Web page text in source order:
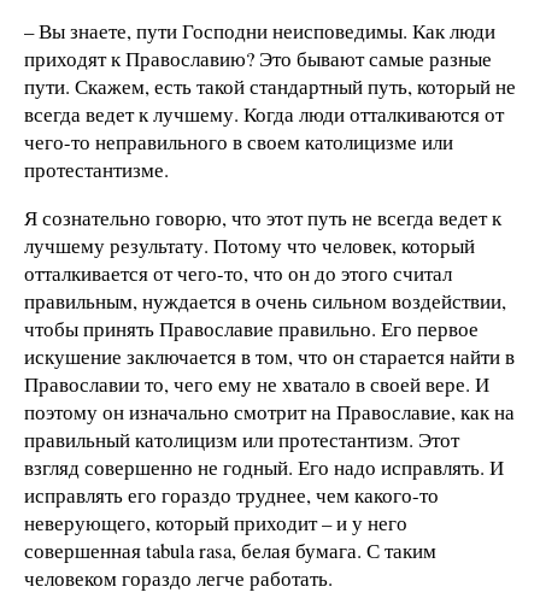
– Вы знаете, пути Господни неисповедимы. Как люди
приходят к Православию? Это бывают самые разные
пути. Скажем, есть такой стандартный путь, который не
всегда ведет к лучшему. Когда люди отталкиваются от
чего-то неправильного в своем католицизме или
протестантизме.
Я сознательно говорю, что этот путь не всегда ведет к
лучшему результату. Потому что человек, который
отталкивается от чего-то, что он до этого считал
правильным, нуждается в очень сильном воздействии,
чтобы принять Православие правильно. Его первое
искушение заключается в том, что он старается найти в
Православии то, чего ему не хватало в своей вере. И
поэтому он изначально смотрит на Православие, как на
правильный католицизм или протестантизм. Этот
взгляд совершенно не годный. Его надо исправлять. И
исправлять его гораздо труднее, чем какого-то
неверующего, который приходит – и у него
совершенная tabula rasa, белая бумага. С таким
человеком гораздо легче работать.